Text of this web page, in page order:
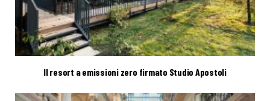
Il resort a emissioni zero firmato Studio Apostoli